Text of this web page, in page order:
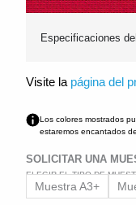
Especificaciones
Visite la página del
Los colores mostrados
estaremos encantados
SOLICITAR UNA
ELEGIR EL TIPO DE
Muestra A3+
Buckram
Light